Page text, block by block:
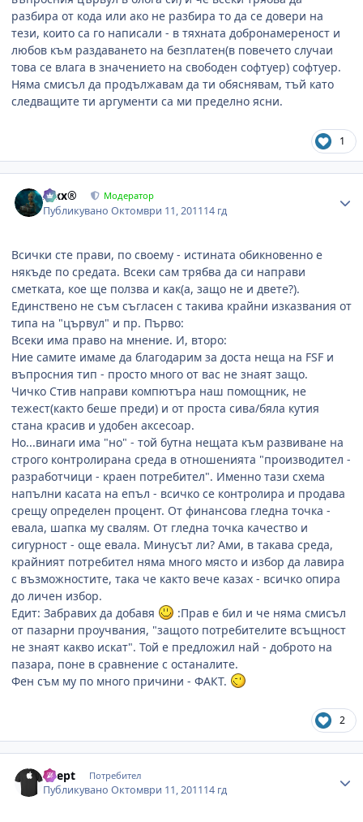
разбира от кода или ако не разбира то да се довери на
тези, които са го написали - в тяхната добронамереност и
любов към раздаването на безплатен(в повечето случаи
това се влага в значението на свободен софтуер) софтуер.
Няма смисъл да продължавам да ти обяснявам, тъй като
следващите ти аргументи са ми пределно ясни.
1
Alxx® Модератор
ПубликуваноОктомври 11, 201114 гд
Всички сте прави, по своему - истината обикновенно е
някъде по средата. Всеки сам трябва да си направи
сметката, кое ще ползва и как(а, защо не и двете?).
Единствено не съм съгласен с такива крайни изказвания от
типа на "цървул" и пр. Първо:
Всеки има право на мнение. И, второ:
Ние самите имаме да благодарим за доста неща на FSF и
въпросния тип - просто много от вас не знаят защо.
Чичко Стив направи компютъра наш помощник, не
тежест(както беше преди) и от проста сива/бяла кутия
стана красив и удобен аксесоар.
Но...винаги има "но" - той бутна нещата към развиване на
строго контролирана среда в отношенията "производител -
разработчици - краен потребител". Именно тази схема
напълни касата на епъл - всичко се контролира и продава
срещу определен процент. От финансова гледна точка -
евала, шапка му свалям. От гледна точка качество и
сигурност - още евала. Минусът ли? Ами, в такава среда,
крайният потребител няма много място и избор да лавира
с възможностите, така че както вече казах - всичко опира
до личен избор.
Едит: Забравих да добавя
:Прав е бил и че няма смисъл
от пазарни проучвания, "защото потребителите всъщност
не знаят какво искат". Той е предложил най - доброто на
пазара, поне в сравнение с останалите.
Фен съм му по много причини - ФАКТ.
2
adept Потребител
ПубликуваноОктомври 11, 201114 гд